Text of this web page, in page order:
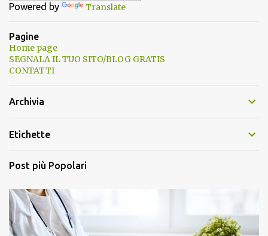
Powered by Translate
Pagine
Home page
SEGNALA IL TUO SITO/BLOG GRATIS
CONTATTI
Archivia
Etichette
Post più Popolari